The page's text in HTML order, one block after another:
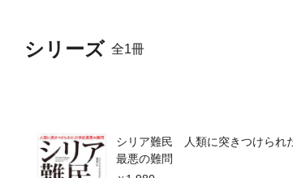
シリーズ 全1冊
シリア難民 人類に突きつけられ
最悪の難問